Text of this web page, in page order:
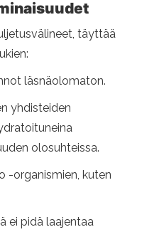
täyttää
läsnäolomaton.
yhdisteiden
olosuhteissa.
-organismien, kuten
ei pidä laajentaa